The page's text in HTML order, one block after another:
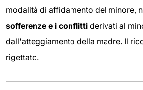
modalità di affidamento del minore,
sofferenze e i conflitti derivati al
dall'atteggiamento della madre. Il
rigettato.